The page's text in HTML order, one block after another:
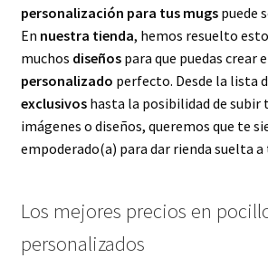
personalización para tus mugspuede
En nuestra tienda, hemos resuelto
muchos diseñospara que puedas crear
personalizado perfecto. Desde la lista
exclusivoshasta la posibilidad de subir
imágenes o diseños, queremos que te
empoderado(a) para dar rienda suelta
Los mejores precios en
personalizados